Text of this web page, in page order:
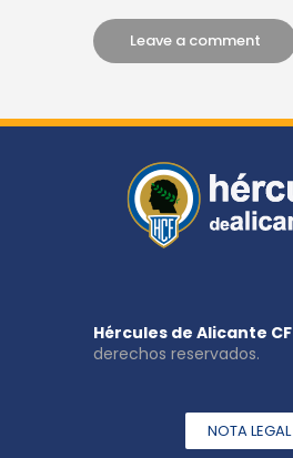
Hércules de Alicante CF
derechos reservados.
NOTA LEGAL